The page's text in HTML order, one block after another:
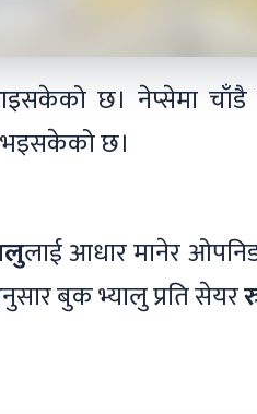
छ। नेप्सेमा चाँडै
भइसकेको छ।
लाई आधार मानेर ओपनिङ
बुक भ्यालु प्रति सेयर